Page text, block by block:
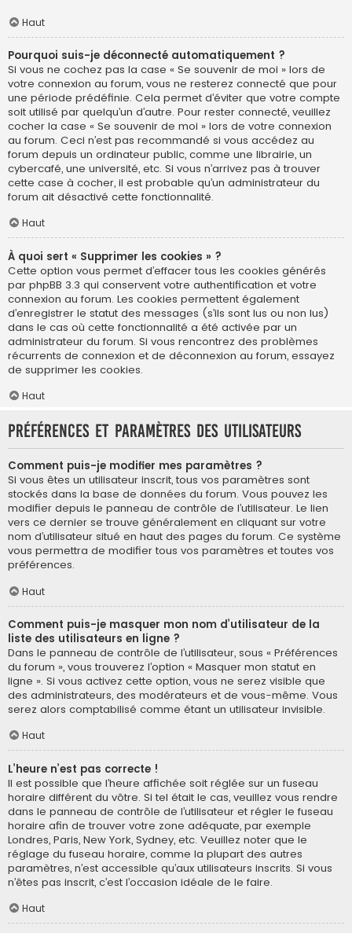
Haut
Pourquoi suis-je déconnecté automatiquement ?
Si vous ne cochez pas la case « Se souvenir de moi » lors de
votre connexion au forum, vous ne resterez connecté que pour
une période prédéfinie. Cela permet d’éviter que votre compte
soit utilisé par quelqu’un d’autre. Pour rester connecté, veuillez
cocher la case « Se souvenir de moi » lors de votre connexion
au forum. Ceci n’est pas recommandé si vous accédez au
forum depuis un ordinateur public, comme une librairie, un
cybercafé, une université, etc. Si vous n’arrivez pas à trouver
cette case à cocher, il est probable qu’un administrateur du
forum ait désactivé cette fonctionnalité.
Haut
À quoi sert « Supprimer les cookies » ?
Cette option vous permet d’effacer tous les cookies générés
par phpBB 3.3 qui conservent votre authentification et votre
connexion au forum. Les cookies permettent également
d’enregistrer le statut des messages (s’ils sont lus ou non lus)
dans le cas où cette fonctionnalité a été activée par un
administrateur du forum. Si vous rencontrez des problèmes
récurrents de connexion et de déconnexion au forum, essayez
de supprimer les cookies.
Haut
Préférences et paramètres des utilisateurs
Comment puis-je modifier mes paramètres ?
Si vous êtes un utilisateur inscrit, tous vos paramètres sont
stockés dans la base de données du forum. Vous pouvez les
modifier depuis le panneau de contrôle de l’utilisateur. Le lien
vers ce dernier se trouve généralement en cliquant sur votre
nom d’utilisateur situé en haut des pages du forum. Ce système
vous permettra de modifier tous vos paramètres et toutes vos
préférences.
Haut
Comment puis-je masquer mon nom d’utilisateur de la
liste des utilisateurs en ligne ?
Dans le panneau de contrôle de l’utilisateur, sous « Préférences
du forum », vous trouverez l’option « Masquer mon statut en
ligne ». Si vous activez cette option, vous ne serez visible que
des administrateurs, des modérateurs et de vous-même. Vous
serez alors comptabilisé comme étant un utilisateur invisible.
Haut
L’heure n’est pas correcte !
Il est possible que l’heure affichée soit réglée sur un fuseau
horaire différent du vôtre. Si tel était le cas, veuillez vous rendre
dans le panneau de contrôle de l’utilisateur et régler le fuseau
horaire afin de trouver votre zone adéquate, par exemple
Londres, Paris, New York, Sydney, etc. Veuillez noter que le
réglage du fuseau horaire, comme la plupart des autres
paramètres, n’est accessible qu’aux utilisateurs inscrits. Si vous
n’êtes pas inscrit, c’est l’occasion idéale de le faire.
Haut